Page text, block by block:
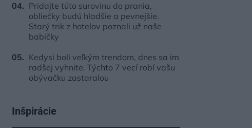
Pridajte túto surovinu do prania,
obliečky budú hladšie a pevnejšie.
Starý trik z hotelov poznali už naše
babičky
Kedysi boli veľkým trendom, dnes sa im
radšej vyhnite. Týchto 7 vecí robí vašu
obývačku zastaralou
Inšpirácie